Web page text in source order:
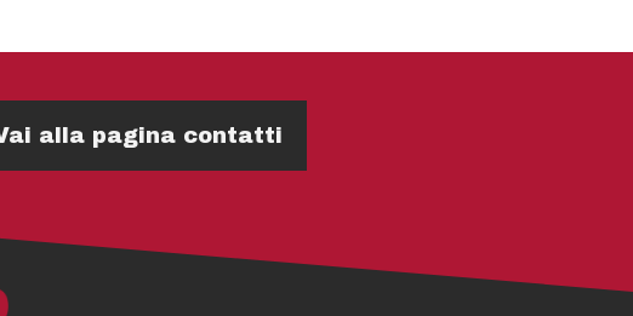
alla pagina contatti